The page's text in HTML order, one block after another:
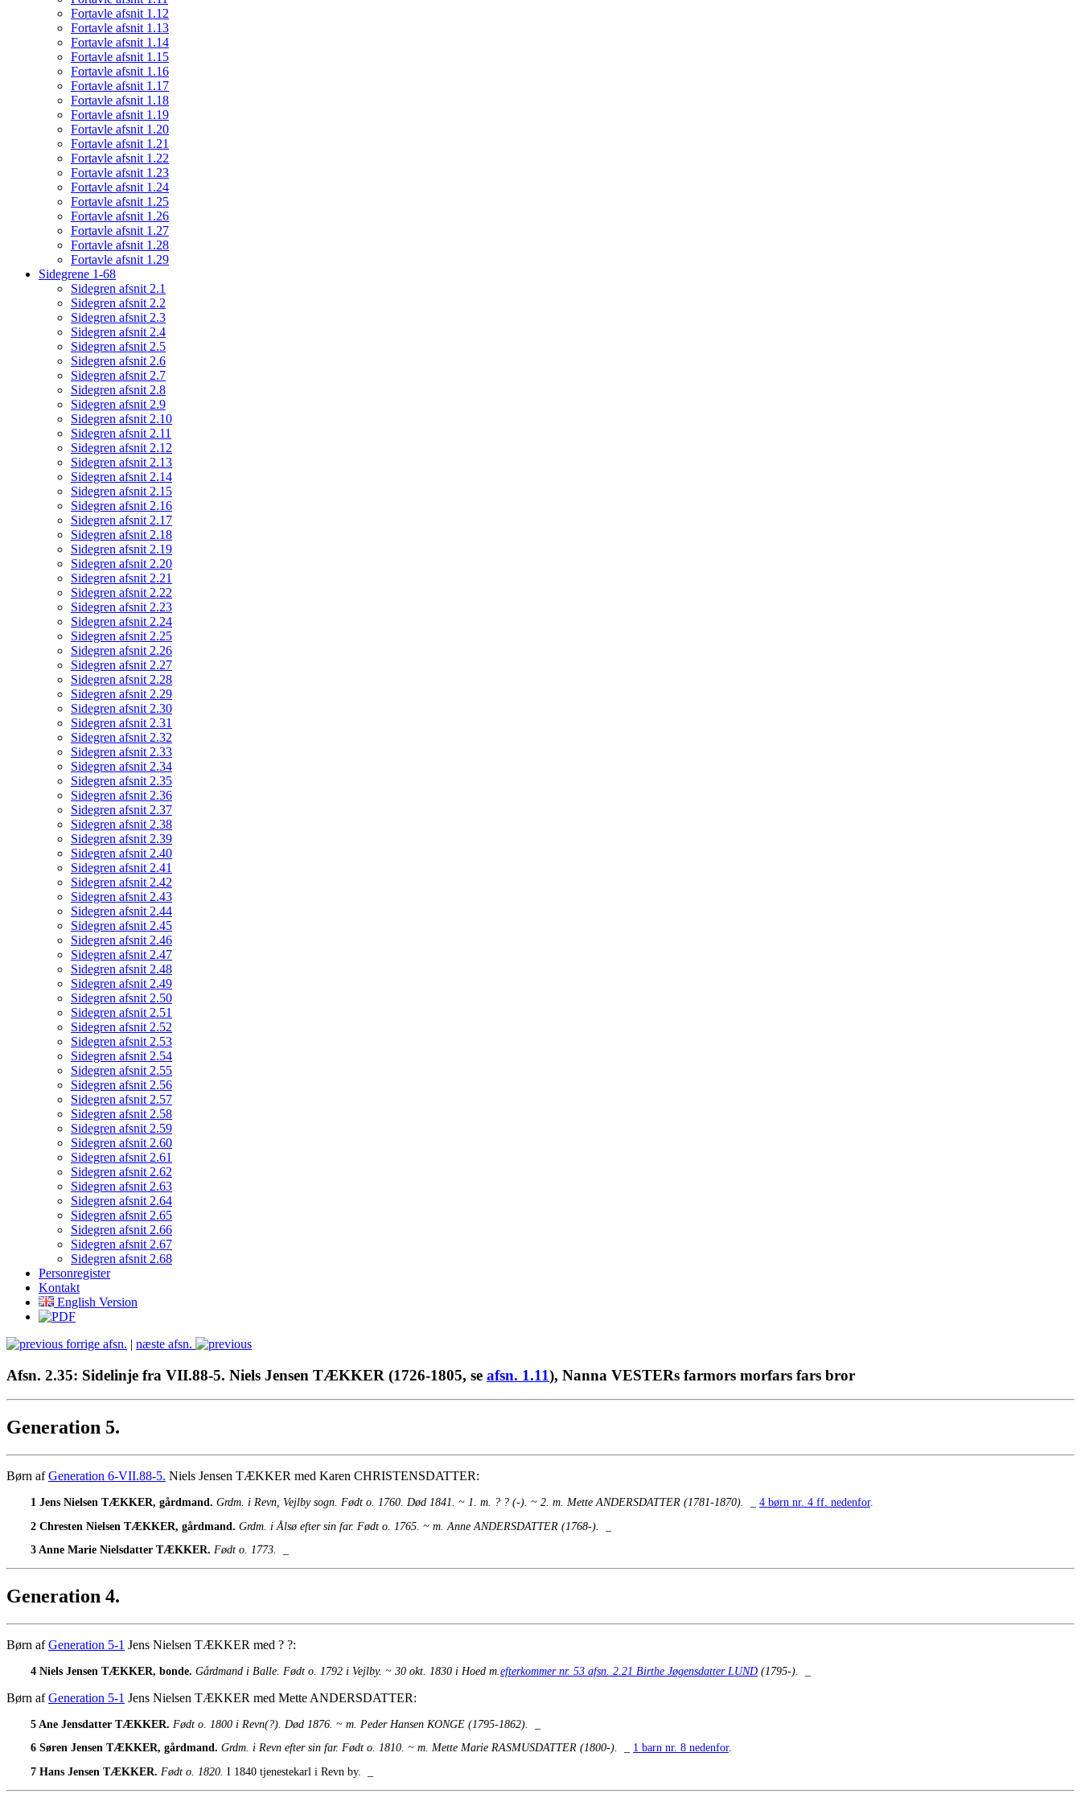
Fortavle afsnit 1.12
Fortavle afsnit 1.13
Fortavle afsnit 1.14
Fortavle afsnit 1.15
Fortavle afsnit 1.16
Fortavle afsnit 1.17
Fortavle afsnit 1.18
Fortavle afsnit 1.19
Fortavle afsnit 1.20
Fortavle afsnit 1.21
Fortavle afsnit 1.22
Fortavle afsnit 1.23
Fortavle afsnit 1.24
Fortavle afsnit 1.25
Fortavle afsnit 1.26
Fortavle afsnit 1.27
Fortavle afsnit 1.28
Fortavle afsnit 1.29
Sidegrene 1-68
Sidegren afsnit 2.1
Sidegren afsnit 2.2
Sidegren afsnit 2.3
Sidegren afsnit 2.4
Sidegren afsnit 2.5
Sidegren afsnit 2.6
Sidegren afsnit 2.7
Sidegren afsnit 2.8
Sidegren afsnit 2.9
Sidegren afsnit 2.10
Sidegren afsnit 2.11
Sidegren afsnit 2.12
Sidegren afsnit 2.13
Sidegren afsnit 2.14
Sidegren afsnit 2.15
Sidegren afsnit 2.16
Sidegren afsnit 2.17
Sidegren afsnit 2.18
Sidegren afsnit 2.19
Sidegren afsnit 2.20
Sidegren afsnit 2.21
Sidegren afsnit 2.22
Sidegren afsnit 2.23
Sidegren afsnit 2.24
Sidegren afsnit 2.25
Sidegren afsnit 2.26
Sidegren afsnit 2.27
Sidegren afsnit 2.28
Sidegren afsnit 2.29
Sidegren afsnit 2.30
Sidegren afsnit 2.31
Sidegren afsnit 2.32
Sidegren afsnit 2.33
Sidegren afsnit 2.34
Sidegren afsnit 2.35
Sidegren afsnit 2.36
Sidegren afsnit 2.37
Sidegren afsnit 2.38
Sidegren afsnit 2.39
Sidegren afsnit 2.40
Sidegren afsnit 2.41
Sidegren afsnit 2.42
Sidegren afsnit 2.43
Sidegren afsnit 2.44
Sidegren afsnit 2.45
Sidegren afsnit 2.46
Sidegren afsnit 2.47
Sidegren afsnit 2.48
Sidegren afsnit 2.49
Sidegren afsnit 2.50
Sidegren afsnit 2.51
Sidegren afsnit 2.52
Sidegren afsnit 2.53
Sidegren afsnit 2.54
Sidegren afsnit 2.55
Sidegren afsnit 2.56
Sidegren afsnit 2.57
Sidegren afsnit 2.58
Sidegren afsnit 2.59
Sidegren afsnit 2.60
Sidegren afsnit 2.61
Sidegren afsnit 2.62
Sidegren afsnit 2.63
Sidegren afsnit 2.64
Sidegren afsnit 2.65
Sidegren afsnit 2.66
Sidegren afsnit 2.67
Sidegren afsnit 2.68
Personregister
Kontakt
English Version
forrige afsn. | næste afsn.
Afsn. 2.35: Sidelinje fra VII.88-5. Niels Jensen TÆKKER (1726-1805, se afsn. 1.11), Nanna VESTERs farmors morfars fars bror
Generation 5.
Børn afGeneration 6-VII.88-5. Niels Jensen TÆKKER med Karen CHRISTENSDATTER:
1 Jens Nielsen TÆKKER, gårdmand. Grdm. i Revn, Vejlby sogn. Født o. 1760. Død 1841. ~ 1. m. ? ? (-). ~ 2. m. Mette ANDERSDATTER (1781-1870). 4 børn nr. 4 ff. nedenfor.
2 Chresten Nielsen TÆKKER, gårdmand. Grdm. i Ålsø efter sin far. Født o. 1765. ~ m. Anne ANDERSDATTER (1768-).
3 Anne Marie Nielsdatter TÆKKER. Født o. 1773.
Generation 4.
Børn afGeneration 5-1 Jens Nielsen TÆKKER med ? ?:
4 Niels Jensen TÆKKER, bonde. Gårdmand i Balle. Født o. 1792 i Vejlby. ~ 30 okt. 1830 i Hoed m. efterkommer nr. 53 afsn. 2.21 Birthe Jøgensdatter LUND (1795-).
Børn afGeneration 5-1 Jens Nielsen TÆKKER med Mette ANDERSDATTER:
5 Ane Jensdatter TÆKKER. Født o. 1800 i Revn(?). Død 1876. ~ m. Peder Hansen KONGE (1795-1862).
6 Søren Jensen TÆKKER, gårdmand. Grdm. i Revn efter sin far. Født o. 1810. ~ m. Mette Marie RASMUSDATTER (1800-). 1 barn nr. 8 nedenfor.
7 Hans Jensen TÆKKER. Født o. 1820. I 1840 tjenestekarl i Revn by. _